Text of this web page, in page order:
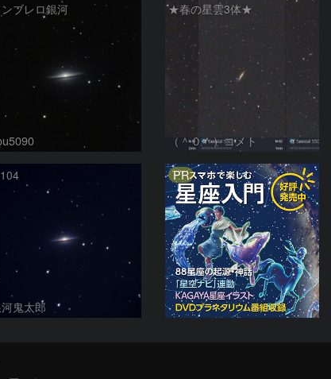
ンブレロ銀河 ★春の星雲3体★
（＾０＾）コメト
鬼太郎
PR